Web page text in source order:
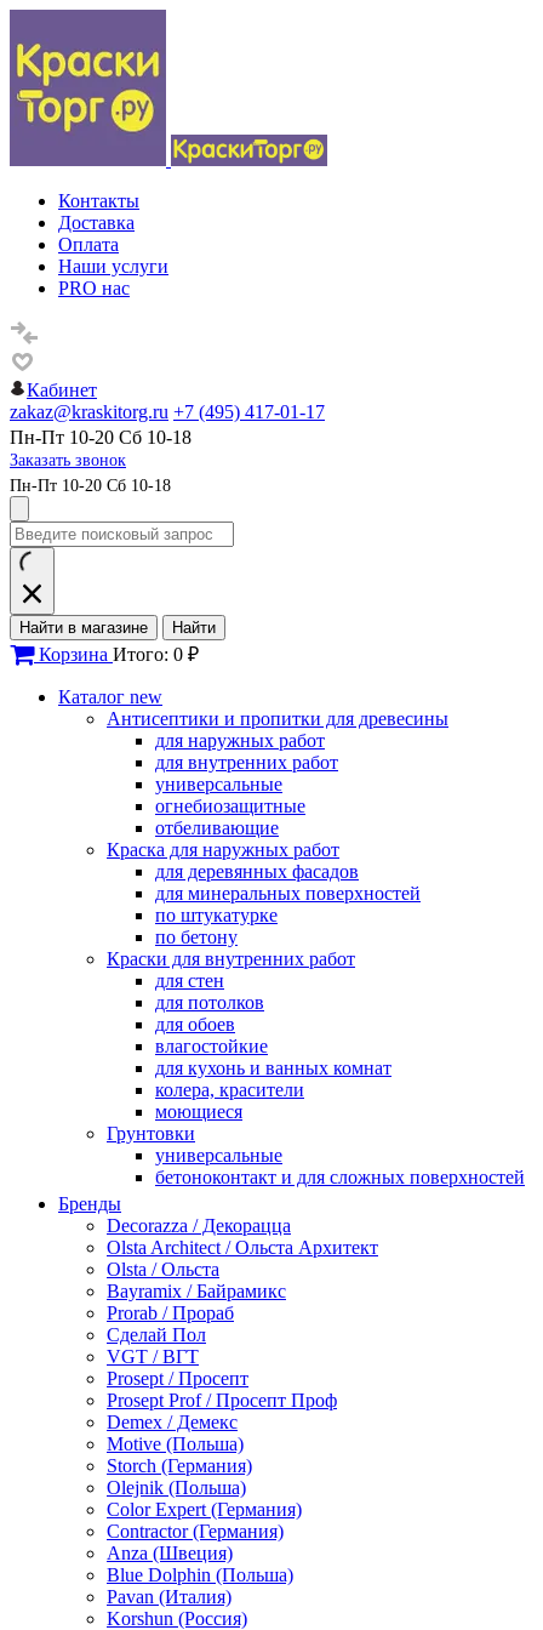
Контакты
Доставка
Оплата
Наши услуги
PRO нас
Кабинет
zakaz@kraskitorg.ru +7 (495) 417-01-17
Пн-Пт 10-20 Сб 10-18
Заказать звонок
Пн-Пт 10-20 Сб 10-18
Найти в магазине Найти
Корзина Итого: 0 ₽
Каталог new
Антисептики и пропитки для древесины
для наружных работ
для внутренних работ
универсальные
огнебиозащитные
отбеливающие
Краска для наружных работ
для деревянных фасадов
для минеральных поверхностей
по штукатурке
по бетону
Краски для внутренних работ
для стен
для потолков
для обоев
влагостойкие
для кухонь и ванных комнат
колера, красители
моющиеся
Грунтовки
универсальные
бетоноконтакт и для сложных поверхностей
по металлу
антикорозийные
под декоративные штукатурки
для гипсокартона
под штукатурку
Герметик
акриловые
силиконовые универсальные, нейтральные
силиконовые санитарные (антигрибковые)
шовные для срубов
для кровли
для каминов
полиуретановые
Декоративные штукатурки и краски
краски для декора, патина
мокрый шелк
венецианские (эффект мрамора)
песок (эффект песчаных вихрей)
декоративная шпаклевка
Бренды
Decorazza / Декорацца
Olsta Architect / Ольста Архитект
Olsta / Ольста
Bayramix / Байрамикс
Prorab / Прораб
Сделай Пол
VGT / ВГТ
Prosept / Просепт
Prosept Prof / Просепт Проф
Demex / Демекс
Motive (Польша)
Storch (Германия)
Olejnik (Польша)
Color Expert (Германия)
Contractor (Германия)
Anza (Швеция)
Blue Dolphin (Польша)
Pavan (Италия)
Korshun (Россия)